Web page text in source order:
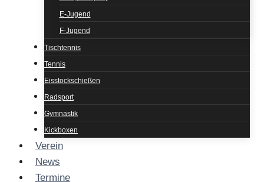
E-Jugend
F-Jugend
Tischtennis
Tennis
Eisstockschießen
Radsport
Gymnastik
Kickboxen
Verein
News
Termine